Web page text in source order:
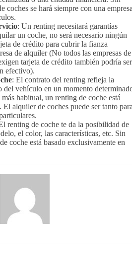
coches se hará siempre con una
: Un renting necesitará garantías
un coche, no será necesario ningún
de crédito para cubrir la fianza
de alquiler (No todos las empresas de
tarjeta de crédito también podría ser
efectivo).
: El contrato del renting refleja la
del vehículo en un momento
habitual, un renting de coche está
El alquiler de coches puede ser tanto
renting de coche te da la posibilidad de
el color, las características, etc. Sin
coche está basado exclusivamente en